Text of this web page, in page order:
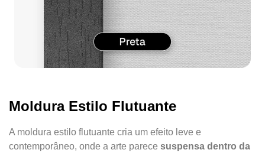
Moldura Estilo Flutuante
A moldura estilo flutuante cria um efeito leve e
contemporâneo, onde a arte parece suspensa dentro da